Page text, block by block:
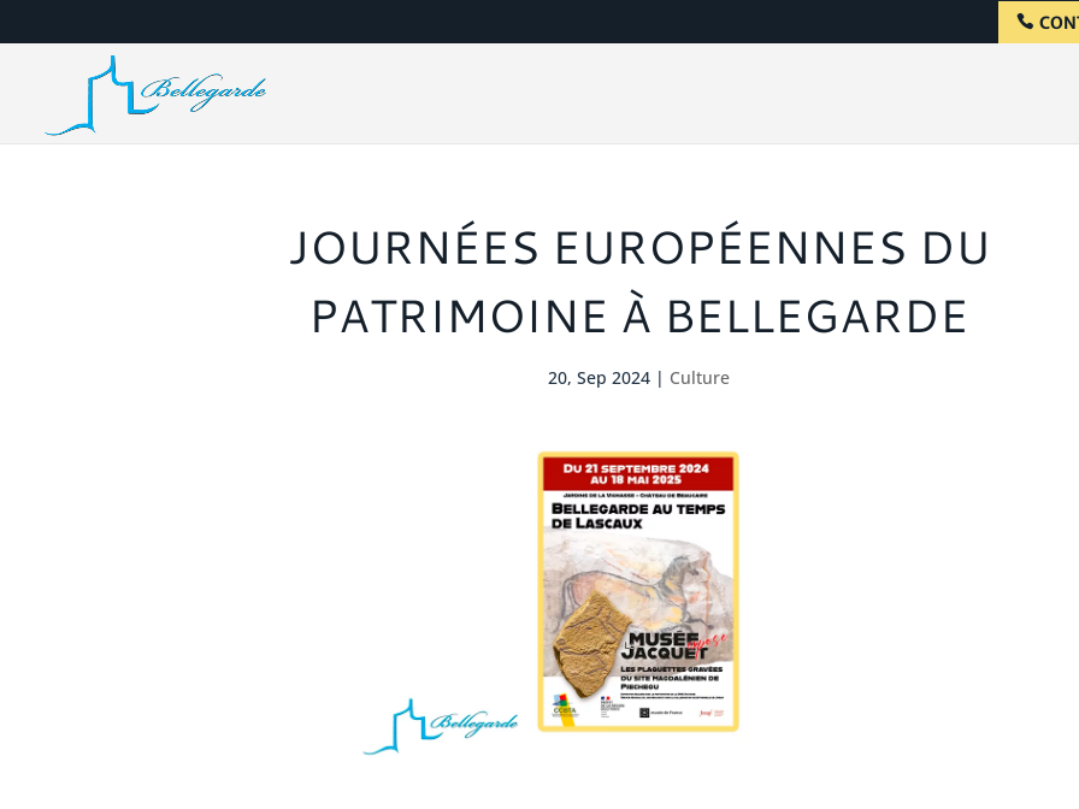
JOURNÉES EUROPÉENNES DU
PATRIMOINE À BELLEGARDE
20, Sep 2024| Culture